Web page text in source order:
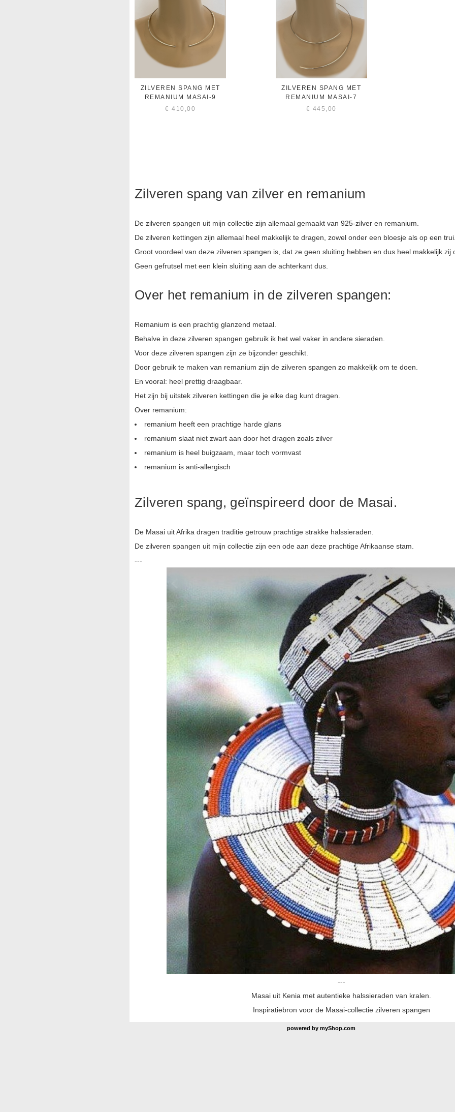
ZILVEREN SPANG MET
REMANIUM MASAI-9
€ 410,00
ZILVEREN SPANG MET
REMANIUM MASAI-7
€ 445,00
powered by myShop.com
Zilveren spang van zilver en remanium
De zilveren spangen uit mijn collectie zijn allemaal gemaakt van 925-zilver en remanium.
De zilveren kettingen zijn allemaal heel makkelijk te dragen, zowel onder een bloesje als op een
Groot voordeel van deze zilveren spangen is, dat ze geen sluiting hebben en dus heel makkelijk zij
Geen gefrutsel met een klein sluiting aan de achterkant dus.
Over het remanium in de zilveren spangen:
Remanium is een prachtig glanzend metaal.
Behalve in deze zilveren spangen gebruik ik het wel vaker in andere sieraden.
Voor deze zilveren spangen zijn ze bijzonder geschikt.
Door gebruik te maken van remanium zijn de zilveren spangen zo makkelijk om te doen.
En vooral: heel prettig draagbaar.
Het zijn bij uitstek zilveren kettingen die je elke dag kunt dragen.
Over remanium:
remanium heeft een prachtige harde glans
remanium slaat niet zwart aan door het dragen zoals zilver
remanium is heel buigzaam, maar toch vormvast
remanium is anti-allergisch
Zilveren spang, geïnspireerd door de Masai.
De Masai uit Afrika dragen traditie getrouw prachtige strakke halssieraden.
De zilveren spangen uit mijn collectie zijn een ode aan deze prachtige Afrikaanse stam.
---
---
Masai uit Kenia met autentieke halssieraden van kralen.
Inspiratiebron voor de Masai-collectie zilveren spangen